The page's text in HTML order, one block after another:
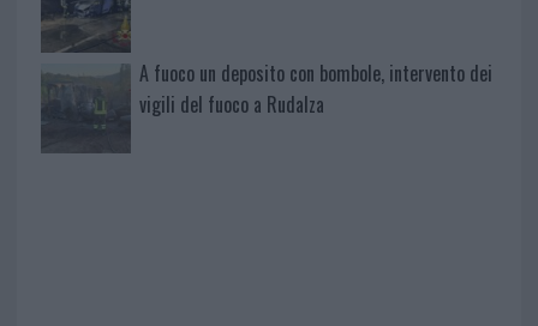
A fuoco un deposito con bombole, intervento dei
vigili del fuoco a Rudalza